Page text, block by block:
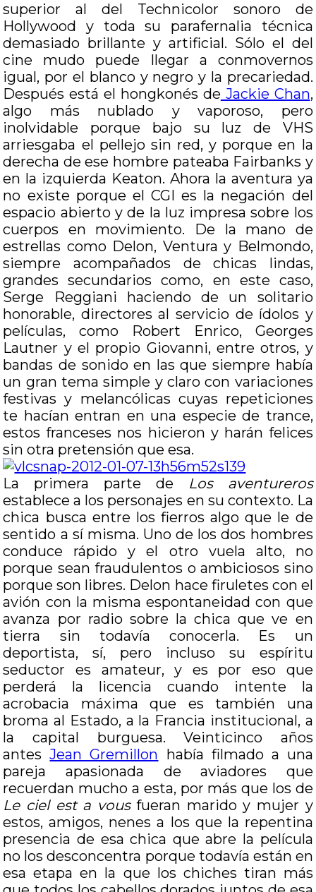
superior al del Technicolor sonoro de
Hollywood y toda su parafernalia técnica
demasiado brillante y artificial. Sólo el del
cine mudo puede llegar a conmovernos
igual, por el blanco y negro y la precariedad.
Después está el hongkonés de Jackie Chan,
algo más nublado y vaporoso, pero
inolvidable porque bajo su luz de VHS
arriesgaba el pellejo sin red, y porque en la
derecha de ese hombre pateaba Fairbanks y
en la izquierda Keaton. Ahora la aventura ya
no existe porque el CGI es la negación del
espacio abierto y de la luz impresa sobre los
cuerpos en movimiento. De la mano de
estrellas como Delon, Ventura y Belmondo,
siempre acompañados de chicas lindas,
grandes secundarios como, en este caso,
Serge Reggiani haciendo de un solitario
honorable, directores al servicio de ídolos y
películas, como Robert Enrico, Georges
Lautner y el propio Giovanni, entre otros, y
bandas de sonido en las que siempre había
un gran tema simple y claro con variaciones
festivas y melancólicas cuyas repeticiones
te hacían entran en una especie de trance,
estos franceses nos hicieron y harán felices
sin otra pretensión que esa.
La primera parte de Los aventureros
establece a los personajes en su contexto. La
chica busca entre los fierros algo que le de
sentido a sí misma. Uno de los dos hombres
conduce rápido y el otro vuela alto, no
porque sean fraudulentos o ambiciosos sino
porque son libres. Delon hace firuletes con el
avión con la misma espontaneidad con que
avanza por radio sobre la chica que ve en
tierra sin todavía conocerla. Es un
deportista, sí, pero incluso su espíritu
seductor es amateur, y es por eso que
perderá la licencia cuando intente la
acrobacia máxima que es también una
broma al Estado, a la Francia institucional, a
la capital burguesa. Veinticinco años
antesJean Gremillon había filmado a una
pareja apasionada de aviadores que
recuerdan mucho a esta, por más que los de
Le ciel est a vousfueran marido y mujer y
estos, amigos, nenes a los que la repentina
presencia de esa chica que abre la película
no los desconcentra porque todavía están en
esa etapa en la que los chiches tiran más